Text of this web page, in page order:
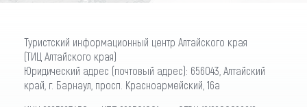
Туристский информационный центр Алтайского края
(ТИЦ Алтайского края)
Юридический адрес (почтовый адрес): 656043, Алтайский
край, г. Барнаул, просп. Красноармейский, 16а